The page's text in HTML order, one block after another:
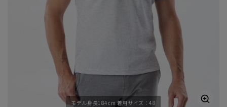
モデル身長184cm 着用サイズ：48